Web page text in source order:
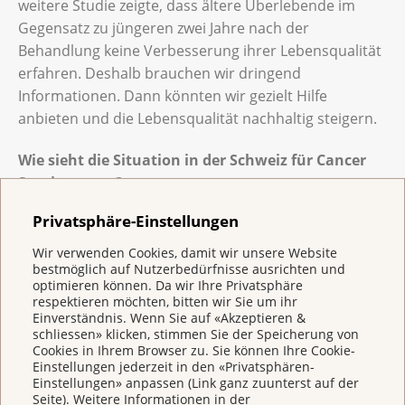
Privatsphäre-Einstellungen
Wir verwenden Cookies, damit wir unsere Website
bestmöglich auf Nutzerbedürfnisse ausrichten und
optimieren können. Da wir Ihre Privatsphäre
respektieren möchten, bitten wir Sie um ihr
Einverständnis. Wenn Sie auf «Akzeptieren &
schliessen» klicken, stimmen Sie der Speicherung von
Cookies in Ihrem Browser zu. Sie können Ihre Cookie-
Einstellungen jederzeit in den «Privatsphären-
Einstellungen» anpassen (Link ganz zuunterst auf der
Seite). Weitere Informationen in der
weitere Studie zeigte, dass ältere Überlebende im
Gegensatz zu jüngeren zwei Jahre nach der
Behandlung keine Verbesserung ihrer Lebensqualität
erfahren. Deshalb brauchen wir dringend
Informationen. Dann könnten wir gezielt Hilfe
anbieten und die Lebensqualität nachhaltig steigern.
Wie sieht die Situation in der Schweiz für Cancer
Survivors aus?
Frühstadium sind in der Schweiz sehr gut. Wir
müssen aber die Unterstützung für Überlebende,
besonders ältere, nach dieser herausfordernden Zeit
verbessern.
Weshalb wurden ältere Cancer Survivors bislang zu
wenig beachtet?
Der medizinische Fortschritt in den letzten 10 bis 15